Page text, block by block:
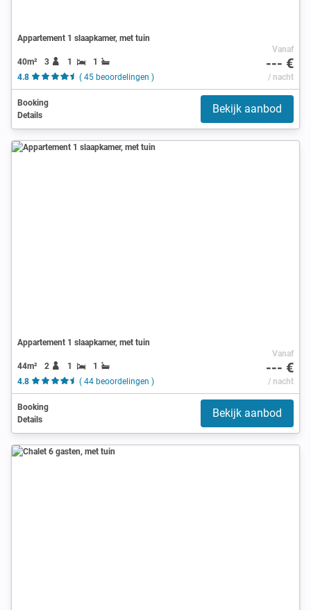
Appartement 1 slaapkamer, met tuin
40m² 3 1
1
4.8
( 45 beoordelingen )
Vanaf
--- €
/ nacht
Booking
Details
Bekijk aanbod
Appartement 1 slaapkamer, met tuin
44m² 2 1
1
4.8
( 44 beoordelingen )
Vanaf
--- €
/ nacht
Booking
Details
Bekijk aanbod